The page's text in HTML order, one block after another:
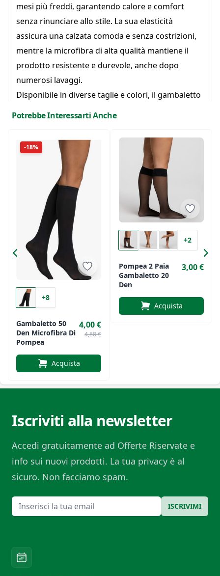
mesi più freddi, garantendo calore e comfort
senza rinunciare allo stile. La sua elasticità
assicura una calzata comoda e senza costrizioni,
mentre la microfibra di alta qualità mantiene il
prodotto resistente e durevole, anche dopo
numerosi lavaggi.
Disponibile in diverse taglie e colori, il gambaletto
speciali in cui desideri un look sofisticato e
confortevole. Scegli la qualità e il comfort che solo
Pompea può offrire.
Potrebbe Interessarti Anche
-18%
+8
Gambaletto 50
Den Microfibra Di
Pompea
4,00 €
4,88 €
Acquista
+2
Pompea 2 Paia
Gambaletto 20
Den
3,00 €
Acquista
Iscriviti alla newsletter
Accedi gratuitamente ad Offerte Riservate e
info sui nuovi prodotti. La tua privacy è al
sicuro. Non facciamo spam.
Email ISCRIVIMI